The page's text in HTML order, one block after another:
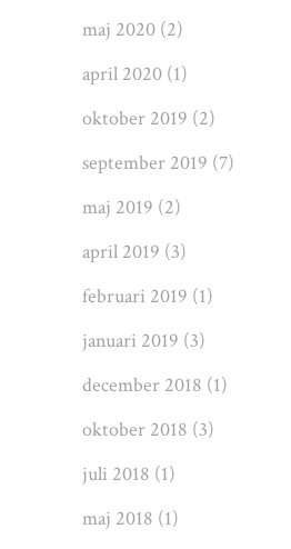
maj 2020 (2)
april 2020 (1)
oktober 2019 (2)
september 2019 (7)
maj 2019 (2)
april 2019 (3)
februari 2019 (1)
januari 2019 (3)
december 2018 (1)
oktober 2018 (3)
juli 2018 (1)
maj 2018 (1)